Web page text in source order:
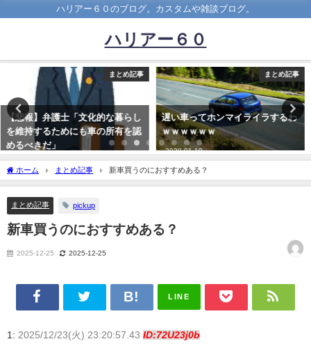
ハリアー６０のブログ。カスタムや雑談ブログ。
ハリアー６０
まとめ記事
遅い車ってホンマイライラするわ
ｗｗｗｗｗｗ
2020-01-10
まとめ記事
北海道住みだけど、マイナス10℃
の中、河川敷でキャンプしたらヤ
バイかな？？
ホーム まとめ記事 新車買うのにおすすめある？
まとめ記事 pickup
新車買うのにおすすめある？
2025-12-25 2025-12-25
LINE
1: 2025/12/23(火) 23:20:57.43 ID:72U23j0b